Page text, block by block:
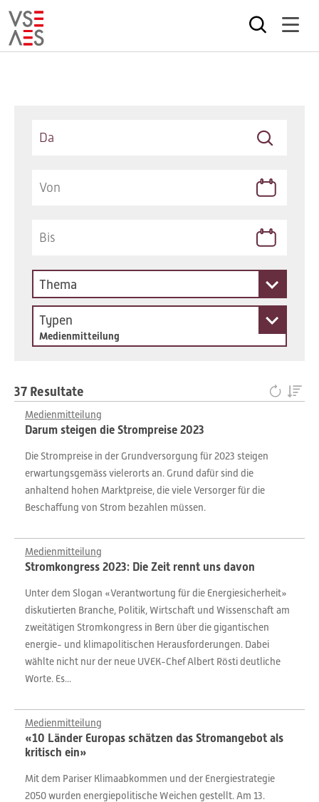
Thema
Typen
Medienmitteilung
37 Resultate
Medienmitteilung
Darum steigen die Strompreise 2023
Die Strompreise in der Grundversorgung für 2023 steigen
erwartungsgemäss vielerorts an. Grund dafür sind die
anhaltend hohen Marktpreise, die viele Versorger für die
Beschaffung von Strom bezahlen müssen.
Medienmitteilung
Stromkongress 2023: Die Zeit rennt uns davon
Unter dem Slogan «Verantwortung für die Energiesicherheit»
diskutierten Branche, Politik, Wirtschaft und Wissenschaft am
zweitätigen Stromkongress in Bern über die gigantischen
energie- und klimapolitischen Herausforderungen. Dabei
wählte nicht nur der neue UVEK-Chef Albert Rösti deutliche
Worte. Es...
Medienmitteilung
«10 Länder Europas schätzen das Stromangebot als
kritisch ein»
Mit dem Pariser Klimaabkommen und der Energiestrategie
2050 wurden energiepolitische Weichen gestellt. Am 13.